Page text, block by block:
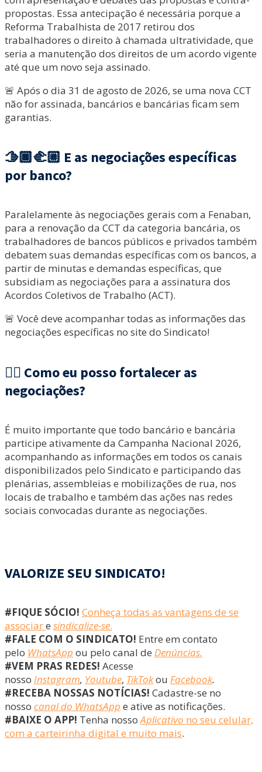
propostas. Essa antecipação é necessária porque a
Reforma Trabalhista de 2017 retirou dos
trabalhadores o direito à chamada ultratividade, que
seria a manutenção dos direitos de um acordo vigente
até que um novo seja assinado.
🚨 Após o dia 31 de agosto de 2026, se uma nova CCT
não for assinada, bancários e bancárias ficam sem
garantias.
🫱🏿‍🫲🏼 E as negociações específicas
por banco?
Paralelamente às negociações gerais com a Fenaban,
para a renovação da CCT da categoria bancária, os
trabalhadores de bancos públicos e privados também
debatem suas demandas específicas com os bancos, a
partir de minutas e demandas específicas, que
subsidiam as negociações para a assinatura dos
Acordos Coletivos de Trabalho (ACT).
🚨 Você deve acompanhar todas as informações das
negociações específicas no site do Sindicato!
✊🏾 Como eu posso fortalecer as
negociações?
É muito importante que todo bancário e bancária
participe ativamente da Campanha Nacional 2026,
acompanhando as informações em todos os canais
disponibilizados pelo Sindicato e participando das
plenárias, assembleias e mobilizações de rua, nos
locais de trabalho e também das ações nas redes
sociais convocadas durante as negociações.
VALORIZE SEU SINDICATO!
#FIQUE SÓCIO! Conheça todas as vantagens de se
associare sindicalize-se.
#FALE COM O SINDICATO! Entre em contato
pelo WhatsApp ou pelo canal de Denúncias.
#VEM PRAS REDES! Acesse
nosso Instagram, Youtube, TikTokou Facebook.
#RECEBA NOSSAS NOTÍCIAS! Cadastre-se no
nosso canal do WhatsApp e ative as notificações.
#BAIXE O APP! Tenha nossoAplicativo no seu celular,
com a carteirinha digital e muito mais.